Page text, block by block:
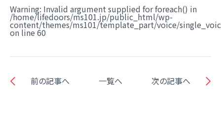
Warning: Invalid argument supplied for foreach() in
/home/lifedoors/ms101.jp/public_html/wp-
content/themes/ms101/template_part/voice/
on line 60
前の記事へ 一覧へ 次の記事へ